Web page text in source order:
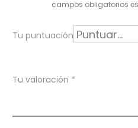
c
o
n
campos obligatorios
Tu puntuación
Tu valoración *